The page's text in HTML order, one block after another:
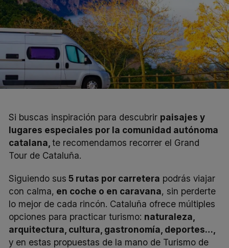
Si buscas inspiración para descubrir paisajes y
lugares especiales por la comunidad autónoma
catalana,te recomendamos recorrer el Grand
Tour de Cataluña.
Siguiendo sus 5 rutas por carretera podrás viajar
con calma, en coche o en caravana, sin perderte
lo mejor de cada rincón. Cataluña ofrece múltiples
opciones para practicar turismo: naturaleza,
arquitectura, cultura, gastronomía, deportes…,
y en estas propuestas de la mano de Turismo de